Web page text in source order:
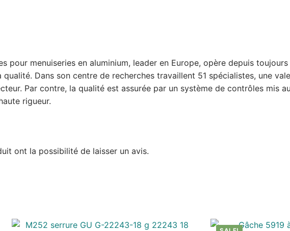
pour menuiseries en aluminium, leader en Europe, opère depuis
Dans son centre de recherches travaillent 51 spécialistes, une
Par contre, la qualité est assurée par un système de contrôles mis
rigueur.
ont la possibilité de laisser un avis.